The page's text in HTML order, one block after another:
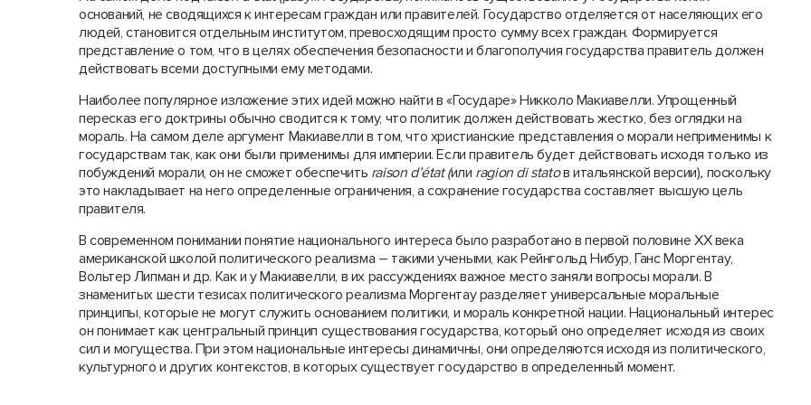
оснований, не сводящихся к интересам граждан или правителей. Государство отделяется от населяющих его
людей, становится отдельным институтом, превосходящим просто сумму всех граждан. Формируется
представление о том, что в целях обеспечения безопасности и благополучия государства правитель должен
действовать всеми доступными ему методами.
Наиболее популярное изложение этих идей можно найти в «Государе» Никколо Макиавелли. Упрощенный
пересказ его доктрины обычно сводится к тому, что политик должен действовать жестко, без оглядки на
мораль. На самом деле аргумент Макиавелли в том, что христианские представления о морали неприменимы к
государствам так, как они были применимы для империи. Если правитель будет действовать исходя только из
побуждений морали, он не сможет обеспечить raison d’état(или ragion di statoв итальянской версии), поскольку
это накладывает на него определенные ограничения, а сохранение государства составляет высшую цель
правителя.
В современном понимании понятие национального интереса было разработано в первой половине ХХ века
американской школой политического реализма – такими учеными, как Рейнгольд Нибур, Ганс Моргентау,
Вольтер Липман и др. Как и у Макиавелли, в их рассуждениях важное место заняли вопросы морали. В
знаменитых шести тезисах политического реализма Моргентау разделяет универсальные моральные
принципы, которые не могут служить основанием политики, и мораль конкретной нации. Национальный интерес
он понимает как центральный принцип существования государства, который оно определяет исходя из своих
сил и могущества. При этом национальные интересы динамичны, они определяются исходя из политического,
культурного и других контекстов, в которых существует государство в определенный момент.